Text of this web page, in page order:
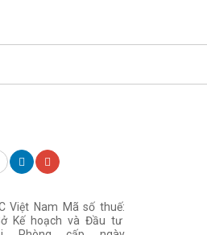
Việt Nam Mã số thuế:
Kế hoạch và Đầu tư